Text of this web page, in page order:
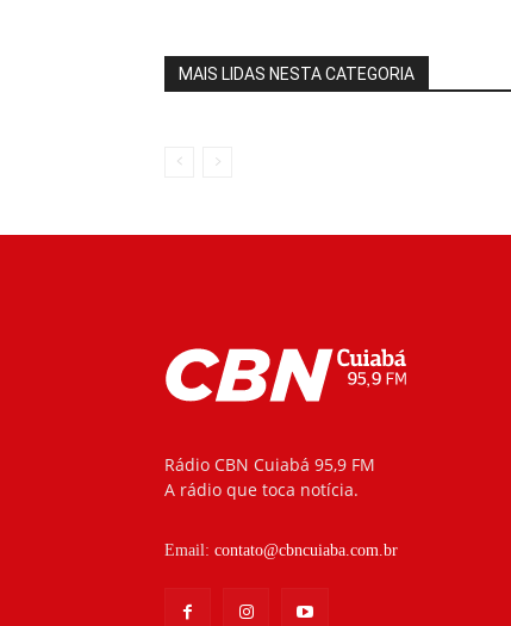
MAIS LIDAS NESTA CATEGORIA
Rádio CBN Cuiabá 95,9 FM
A rádio que toca notícia.
Email: contato@cbncuiaba.com.br